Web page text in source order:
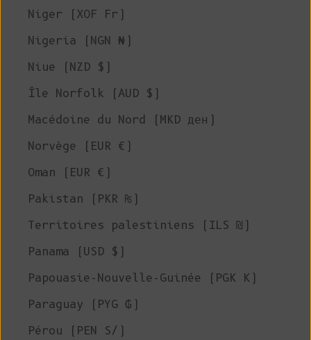
Niger (XOF Fr)
Nigeria (NGN ₦)
Niue (NZD $)
Île Norfolk (AUD $)
Macédoine du Nord (MKD ден)
Norvège (EUR €)
Oman (EUR €)
Pakistan (PKR ₨)
Territoires palestiniens (ILS ₪)
Panama (USD $)
Papouasie-Nouvelle-Guinée (PGK K)
Paraguay (PYG ₲)
Pérou (PEN S/)